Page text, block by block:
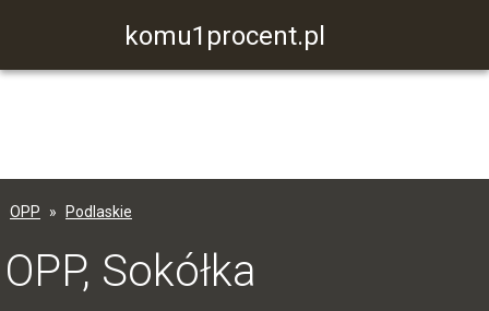
komu1procent.pl
OPP Podlaskie
OPP, Sokółka